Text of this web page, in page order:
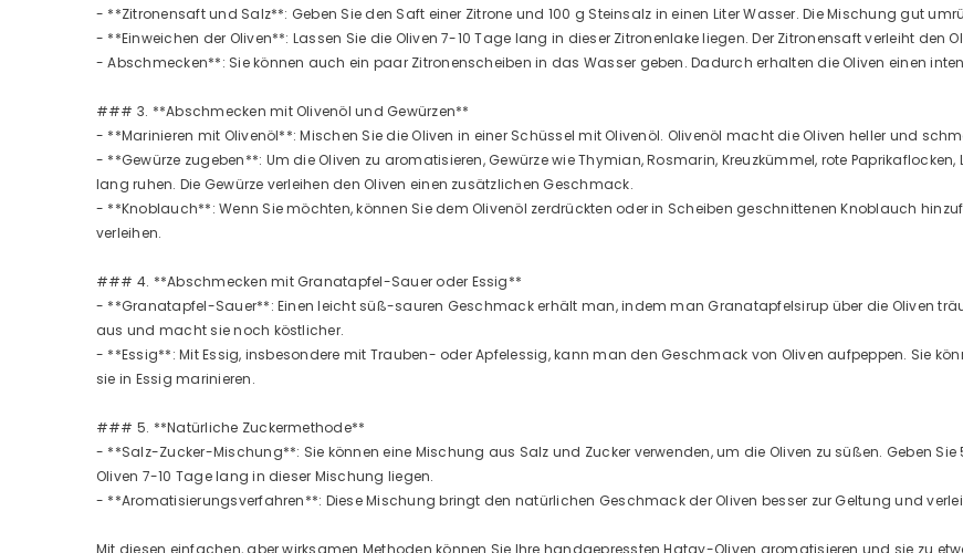
- **Zitronensaft und Salz**: Geben Sie den Saft einer Zitrone und 100 g Steinsalz in einen Liter Wasser. Die Mischung gut
- **Einweichen der Oliven**: Lassen Sie die Oliven 7-10 Tage lang in dieser Zitronenlake liegen. Der Zitronensaft verleiht den
- Abschmecken**: Sie können auch ein paar Zitronenscheiben in das Wasser geben. Dadurch erhalten die Oliven einen
### 3. **Abschmecken mit Olivenöl und Gewürzen**
- **Marinieren mit Olivenöl**: Mischen Sie die Oliven in einer Schüssel mit Olivenöl. Olivenöl macht die Oliven heller und
- **Gewürze zugeben**: Um die Oliven zu aromatisieren, Gewürze wie Thymian, Rosmarin, Kreuzkümmel, rote
lang ruhen. Die Gewürze verleihen den Oliven einen zusätzlichen Geschmack.
- **Knoblauch**: Wenn Sie möchten, können Sie dem Olivenöl zerdrückten oder in Scheiben geschnittenen Knoblauch
verleihen.
### 4. **Abschmecken mit Granatapfel-Sauer oder Essig**
- **Granatapfel-Sauer**: Einen leicht süß-sauren Geschmack erhält man, indem man Granatapfelsirup über die Oliven
aus und macht sie noch köstlicher.
- **Essig**: Mit Essig, insbesondere mit Trauben- oder Apfelessig, kann man den Geschmack von Oliven aufpeppen. Sie
sie in Essig marinieren.
### 5. **Natürliche Zuckermethode**
- **Salz-Zucker-Mischung**: Sie können eine Mischung aus Salz und Zucker verwenden, um die Oliven zu süßen. Geben Sie
Oliven 7-10 Tage lang in dieser Mischung liegen.
- **Aromatisierungsverfahren**: Diese Mischung bringt den natürlichen Geschmack der Oliven besser zur Geltung und
Mit diesen einfachen, aber wirksamen Methoden können Sie Ihre handgepressten Hatay-Oliven aromatisieren und sie zu